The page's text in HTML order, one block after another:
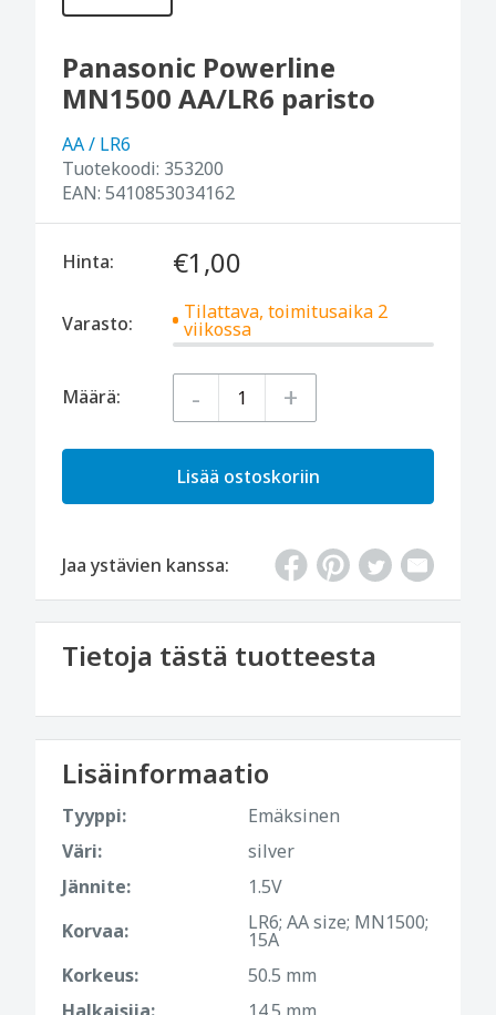
Panasonic Powerline
MN1500 AA/LR6 paristo
AA / LR6
Tuotekoodi: 353200
EAN: 5410853034162
Hinta: €1,00
Varasto:
Tilattava, toimitusaika 2
viikossa
Määrä: - +
Lisää ostoskoriin
Jaa ystävien kanssa:
Tietoja tästä tuotteesta
Lisäinformaatio
Tyyppi:
Emäksinen
Väri:
silver
Jännite:
1.5V
Korvaa:
LR6; AA size; MN1500;
15A
Korkeus:
50.5 mm